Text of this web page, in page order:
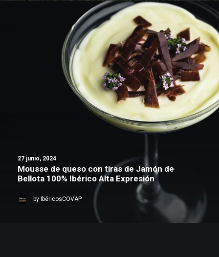
27 junio, 2024
Mousse de queso con tiras de Jamón de
Bellota 100% Ibérico Alta Expresión
by IbéricosCOVAP